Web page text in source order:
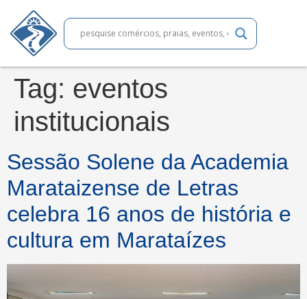
Tag: eventos
institucionais
Sessão Solene da Academia
Marataizense de Letras
celebra 16 anos de história e
cultura em Marataízes